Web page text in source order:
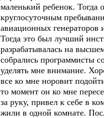
маленький ребенок. Тогда
круглосуточным
авиационных
Тогда это был лучший
разрабатывалась на
собрались программисты
уделять мне внимание.
все ко мне норовит
то момент он ко мне
за руку, привел к себе в
жили в одной комнате.